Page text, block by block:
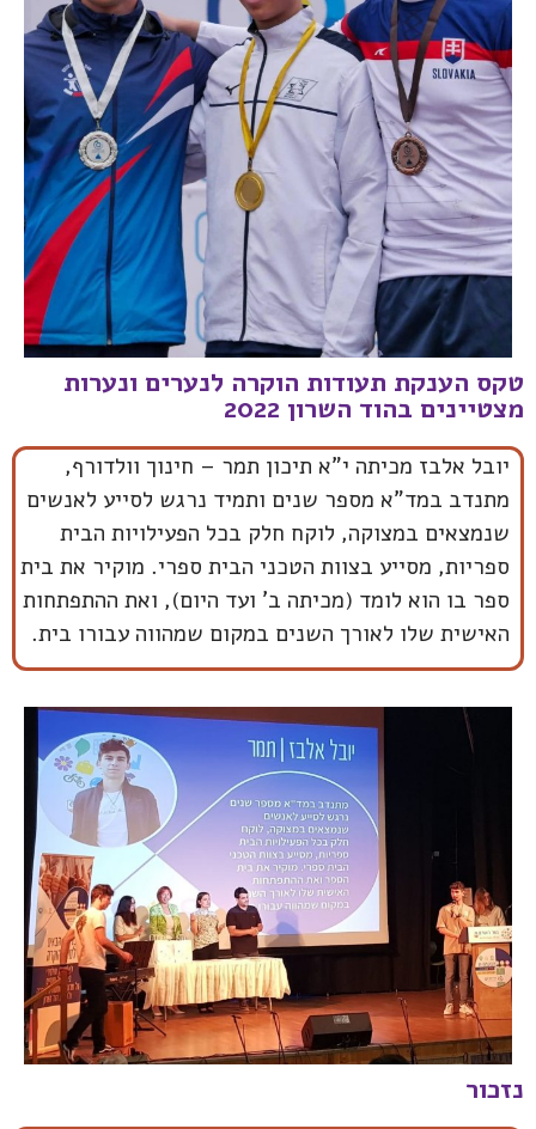
טקס הענקת תעודות הוקרה לנערים ונערות
מצטיינים בהוד השרון 2022
יובל אלבז מכיתה י"א תיכון תמר – חינוך וולדורף,
מתנדב במד"א מספר שנים ותמיד נרגש לסייע לאנשים
שנמצאים במצוקה, לוקח חלק בכל הפעילויות הבית
ספריות, מסייע בצוות הטכני הבית ספרי. מוקיר את בית
ספר בו הוא לומד (מכיתה ב' ועד היום), ואת ההתפתחות
האישית שלו לאורך השנים במקום שמהווה עבורו בית.
נזכור